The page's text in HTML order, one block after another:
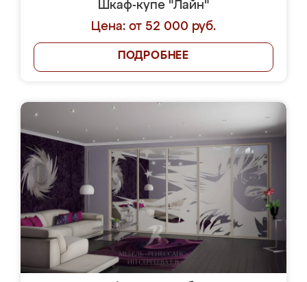
Шкаф-купе "Лайн"
Цена: от 52 000 руб.
ПОДРОБНЕЕ